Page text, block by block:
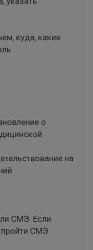
куда, какие
о
на
СМЭ. Если
пройти СМЭ